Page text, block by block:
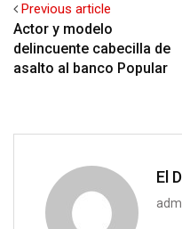
Previous article
Actor y modelo
delincuente cabecilla de
asalto al banco Popular
El